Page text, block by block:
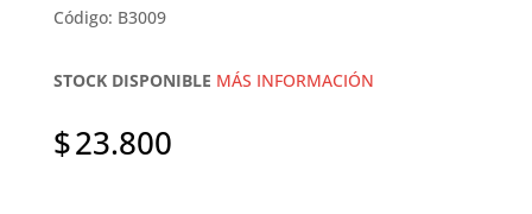
Código: B3009
STOCK DISPONIBLE MÁS INFORMACIÓN
$23.800